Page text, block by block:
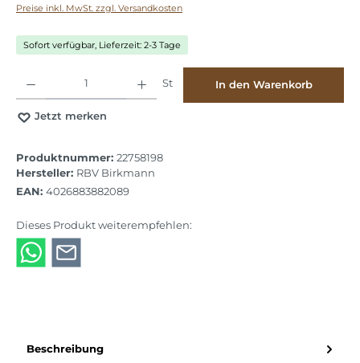
Preise inkl. MwSt. zzgl. Versandkosten
Sofort verfügbar, Lieferzeit: 2-3 Tage
St In den Warenkorb
Jetzt merken
Produktnummer: 22758198
Hersteller: RBV Birkmann
EAN: 4026883882089
Dieses Produkt weiterempfehlen:
Beschreibung